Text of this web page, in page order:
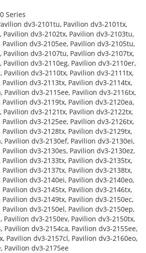
Series
dv3-2101tu, Pavilion dv3-2101tx,
Pavilion dv3-2102tx, Pavilion dv3-2103tu,
dv3-2105ee, Pavilion dv3-2105tu,
Pavilion dv3-2107tu, Pavilion dv3-2107tx,
Pavilion dv3-2110eg, Pavilion dv3-2110er,
Pavilion dv3-2110tx, Pavilion dv3-2111tx,
dv3-2113tx, Pavilion dv3-2114tx,
Pavilion dv3-2115ee, Pavilion dv3-2116tx,
dv3-2119tx, Pavilion dv3-2120ea,
Pavilion dv3-2121tx, Pavilion dv3-2122tx,
dv3-2125ee, Pavilion dv3-2126tx,
dv3-2128tx, Pavilion dv3-2129tx,
Pavilion dv3-2130ef, Pavilion dv3-2130ei,
dv3-2130es, Pavilion dv3-2130ez,
dv3-2133tx, Pavilion dv3-2135tx,
dv3-2137tx, Pavilion dv3-2138tx,
dv3-2140ei, Pavilion dv3-2140eo,
dv3-2145tx, Pavilion dv3-2146tx,
dv3-2149tx, Pavilion dv3-2150ec,
dv3-2150el, Pavilion dv3-2150ep,
Pavilion dv3-2150ev, Pavilion dv3-2150tx,
Pavilion dv3-2154ca, Pavilion dv3-2155ee,
Pavilion dv3-2157cl, Pavilion dv3-2160eo,
Pavilion dv3-2175ee